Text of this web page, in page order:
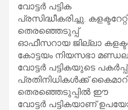
വോട്ടര്‍ പട്ടിക
പ്രസിദ്ധീകരിച്ചു.
തെരഞ്ഞെടുപ്പ്
ഓഫീസറായ ജില്ലാ
കോട്ടയം നിയസഭാ
വോട്ടര്‍ പട്ടികയുടെ
പ്രതിനിധികള്‍ക്ക്
തെരഞ്ഞെടുപ്പില്‍ ഈ
വോട്ടര്‍ പട്ടികയാണ്